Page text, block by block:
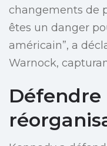
changements de
êtes un danger
américain”, a
Warnock,
Défendre